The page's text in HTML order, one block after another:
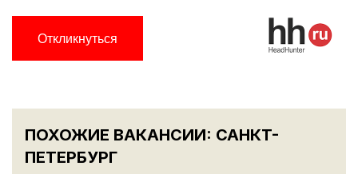
Откликнуться
ПОХОЖИЕ ВАКАНСИИ: САНКТ-
ПЕТЕРБУРГ